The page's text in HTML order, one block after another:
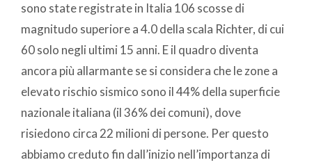
sono state registrate in Italia 106 scosse di
magnitudo superiore a 4.0 della scala Richter, di cui
60 solo negli ultimi 15 anni. E il quadro diventa
ancora più allarmante se si considera che le zone a
elevato rischio sismico sono il 44% della superficie
nazionale italiana (il 36% dei comuni), dove
risiedono circa 22 milioni di persone. Per questo
abbiamo creduto fin dall’inizio nell’importanza di